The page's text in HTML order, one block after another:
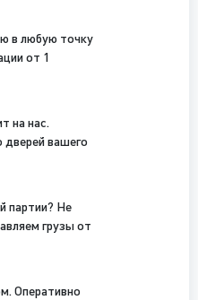
в любую точку
от 1
на нас.
вашего
партии? Не
грузы от
Оперативно